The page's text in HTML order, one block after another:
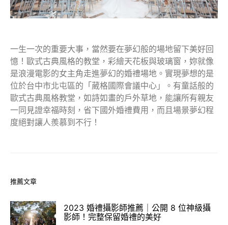
一生一次的重要大事，當然要在夢幻般的場地留下美好回
憶！歐式古典風格的教堂，彩繪天花板與玻璃窗，妳就像
是浪漫電影的女主角走進夢幻的婚禮場地。實現夢想的是
位於台中市北屯區的「葳格國際會議中心」。有童話般的
歐式古典風格教堂，如詩如畫的戶外草地，能讓所有親友
一同見證幸福時刻，省下國外婚禮費用，而且場景夢幻程
度絕對讓人羨慕到不行！
推薦文章
2023 婚禮攝影師推薦｜公開 8 位神級攝
影師！完整保留婚禮的美好